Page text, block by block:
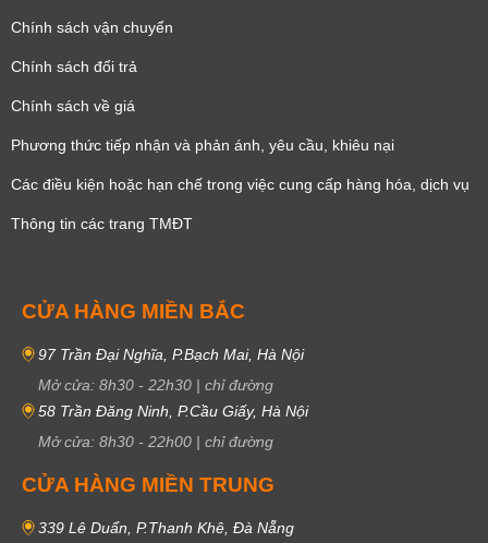
Chính sách vận chuyển
Chính sách đổi trả
Chính sách về giá
Phương thức tiếp nhận và phản ánh, yêu cầu, khiêu nại
Các điều kiện hoặc hạn chế trong việc cung cấp hàng hóa, dịch vụ
Thông tin các trang TMĐT
CỬA HÀNG MIỀN BẮC
97 Trần Đại Nghĩa, P.Bạch Mai, Hà Nội
Mở cửa: 8h30 - 22h30 | chỉ đường
58 Trần Đăng Ninh, P.Cầu Giấy, Hà Nội
Mở cửa: 8h30 - 22h00 | chỉ đường
CỬA HÀNG MIỀN TRUNG
339 Lê Duẩn, P.Thanh Khê, Đà Nẵng